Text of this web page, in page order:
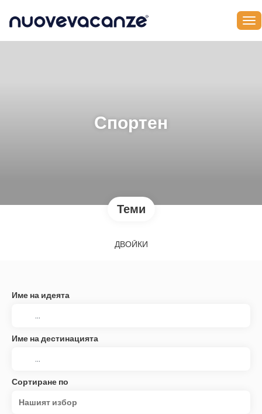
Спортен
Теми
ДВОЙКИ
Име на идеята
Име на дестинацията
Сортиране по
Нашият избор